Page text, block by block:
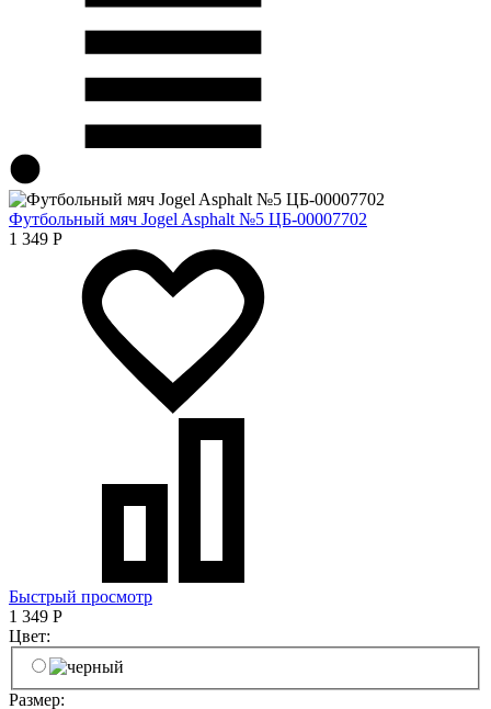
Футбольный мяч Jogel Asphalt №5 ЦБ-00007702
1 349 Р
Быстрый просмотр
1 349 Р
Цвет:
Размер: